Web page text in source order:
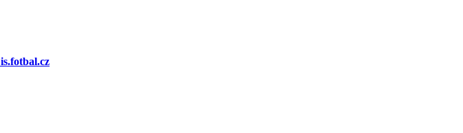
is.fotbal.cz